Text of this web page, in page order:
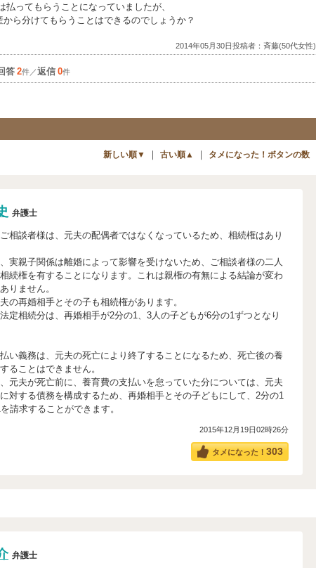
ってもらうことになっていましたが、
ら分けてもらうことはできるのでしょうか？
2014年05月30日投稿者：斉藤(50代女性)
答 2件／返信 0件
新しい順▼ ｜ 古い順▲ ｜ タメになった！ボタンの数
弁護士
相談者様は、元夫の配偶者ではなくなっているため、相続権はあり
実親子関係は離婚によって影響を受けないため、ご相談者様の二人
続権を有することになります。これは親権の有無による結論が変わ
りません。
の再婚相手とその子も相続権があります。
定相続分は、再婚相手が2分の1、3人の子どもが6分の1ずつとなり
い義務は、元夫の死亡により終了することになるため、死亡後の養
ることはできません。
元夫が死亡前に、養育費の支払いを怠っていた分については、元夫
対する債務を構成するため、再婚相手とその子どもにして、2分の1
請求することができます。
2015年12月19日02時26分
タメになった！303
弁護士